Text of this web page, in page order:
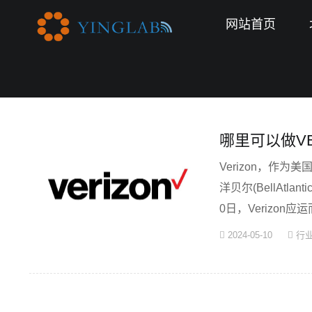
网站首页
哪里可以做
Verizon，作为美
洋贝尔
0日，Verizon应运
V···2024-05-10 行